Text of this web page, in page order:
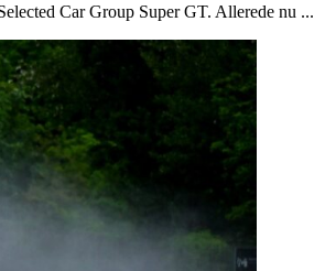
Car Group Super GT. Allerede nu ...